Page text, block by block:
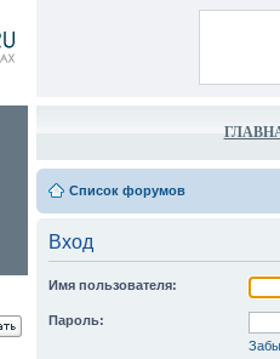
Список форумов
Вход
Имя пользователя:
Пароль: